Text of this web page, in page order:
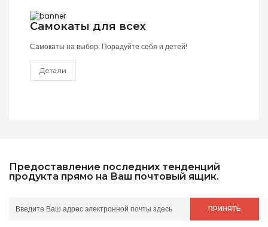
Самокаты для всех
Самокаты на выбор. Порадуйте себя и детей!
Детали
Предоставление последних тенденций
продукта прямо на Ваш почтовый ящик.
ПРИНЯТЬ